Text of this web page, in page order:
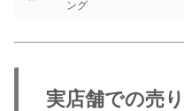
ング
実店舗での売